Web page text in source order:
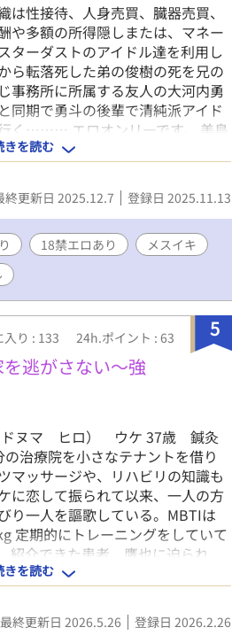
性接待、人身売買、臓器売買、
や多額の所得隠しまたは、マネー
ターダストのアイドル達を利用し
転落死した弟の俊樹の死を兄の
事務所に所属する友人の大河内勇
期で勇斗の後輩で清純派アイド
く……… エロオンリーです。 美鳥
る に続きます。
きを読む
終更新日 2025.12.7 登録日 2025.11.13
18禁エロあり
メスイキ
5
入り : 133 24h.ポイント : 63
逃がさない～強
ドヌマ ヒロ） ウケ 37歳 鍼灸
療院を小さなテナントを借り
マッサージや、リハビリの知識も
に恋して振られて以来、一人の方
り一人を謳歌している。MBTIは
定期的にトレーニングをしていて
紹介できた患者、鷹也に迫られ
なと思いつつ、俺なんかに迫るわ
接触の多い人なんだなくらいにす
。ある日、鷹也から告白され押し
まうことにより鷹也を意識し始め
きを読む
最終更新日 2026.5.26 登録日 2026.2.26